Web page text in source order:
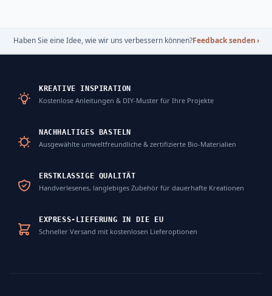
Haben Sie eine Idee, wie wir uns verbessern können?Feedback senden›
KREATIVE INSPIRATION
Kostenlose Anleitungen & DIY-Muster für Ihre Projekte
NACHHALTIGES BASTELN
Ausgewählte umweltfreundliche & zertifizierte Bio-Materialien
ERSTKLASSIGE QUALITÄT
Handverlesenes, langlebiges Zubehör für dauerhafte Kreationen
EXPRESS-LIEFERUNG IN DIE EU
Schneller Versand mit kostenlosen Lieferoptionen